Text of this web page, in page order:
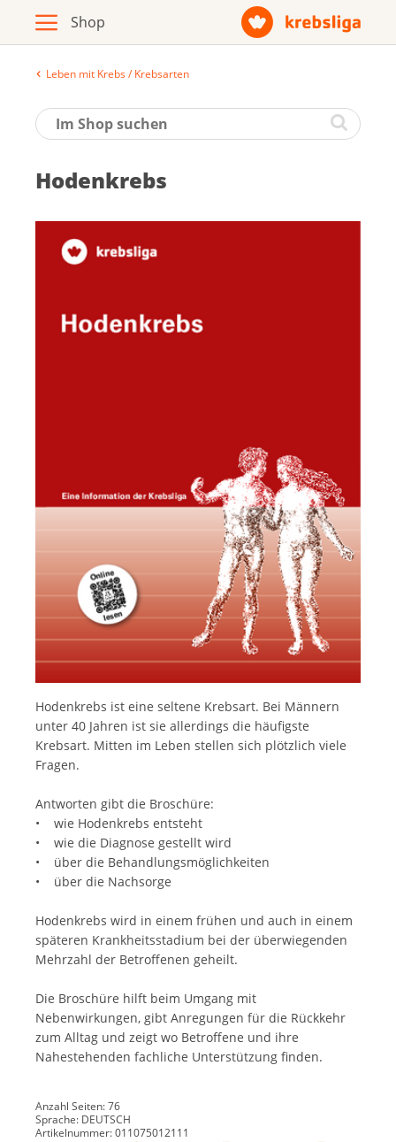
Archiv
Broschüren / Infomaterial
Produkte
Zur Krebsliga-Webseite
Leben mit Krebs / Krebsarten
Ho­den­krebs
Hodenkrebs ist eine seltene Krebsart. Bei Männern
unter 40 Jahren ist sie allerdings die häufigste
Krebsart. Mitten im Leben stellen sich plötzlich viele
Fragen.
Antworten gibt die Broschüre:
• wie Hodenkrebs entsteht
• wie die Diagnose gestellt wird
• über die Behandlungsmöglichkeiten
• über die Nachsorge
Hodenkrebs wird in einem frühen und auch in einem
späteren Krankheitsstadium bei der überwiegenden
Mehrzahl der Betroffenen geheilt.
Die Broschüre hilft beim Umgang mit
Nebenwirkungen, gibt Anregungen für die Rückkehr
zum Alltag und zeigt wo Betroffene und ihre
Nahestehenden fachliche Unterstützung finden.
Anzahl Seiten: 76
Sprache: DEUTSCH
Artikelnummer: 011075012111